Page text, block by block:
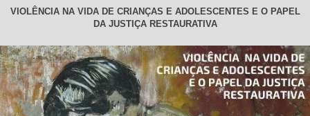
VIOLÊNCIA NA VIDA DE CRIANÇAS E ADOLESCENTES E O PAPEL
DA JUSTIÇA RESTAURATIVA